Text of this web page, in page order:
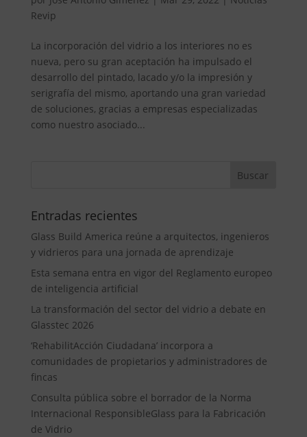
Revip
La incorporación del vidrio a los interiores no es
nueva, pero su gran aceptación ha impulsado el
desarrollo del pintado, lacado y/o la impresión y
serigrafía del mismo, aportando una gran variedad
de soluciones, gracias a empresas especializadas
como nuestro asociado...
Entradas recientes
Glass Build America reúne a arquitectos, ingenieros
y vidrieros para una jornada de aprendizaje
Esta semana entra en vigor del Reglamento europeo
de inteligencia artificial
La transformación del sector del vidrio a debate en
Glasstec 2026
‘RehabilitAcción Ciudadana’ incorpora a
comunidades de propietarios y administradores de
fincas
Consulta pública sobre el borrador de la Norma
Internacional ResponsibleGlass para la Fabricación
de Vidrio